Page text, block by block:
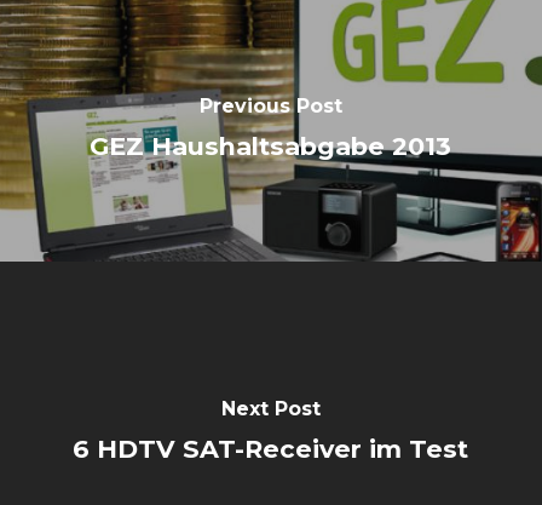
Previous Post
GEZ Haushaltsabgabe 2013
Next Post
6 HDTV SAT-Receiver im Test